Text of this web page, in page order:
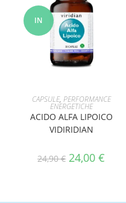
IN
OFFERT
AGGIUNGI AL CARRELLO
CAPSULE, PERFORMANCE
ENERGETICHE
ACIDO ALFA LIPOICO
VIDIRIDIAN
24,90€ 24,00€